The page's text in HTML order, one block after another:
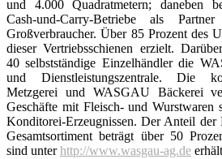
und 4.000 Quadratmetern; daneben
Cash-und-Carry-Betriebe als
Großverbraucher. Über 85 Prozent des
dieser Vertriebsschienen erzielt.
40 selbstständige Einzelhändler die
und Dienstleistungszentrale. Die
Metzgerei und WASGAU Bäckerei
Geschäfte mit Fleisch- und Wurstwaren
Konditorei-Erzeugnissen. Der Anteil der
Gesamtsortiment beträgt über 50
sind unterhttp://www.wasgau-ag.de